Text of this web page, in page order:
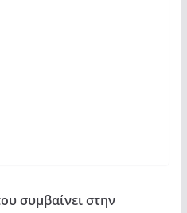
συμβαίνει στην